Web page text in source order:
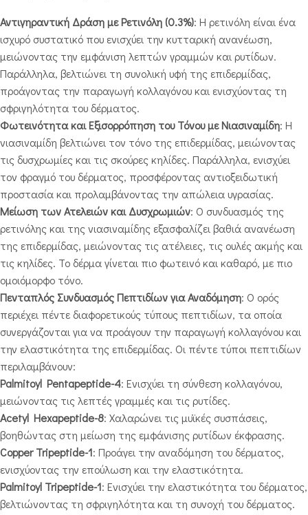
Αντιγηραντική Δράση με Ρετινόλη (0.3%): Η ρετινόλη είναι ένα
ισχυρό συστατικό που ενισχύει την κυτταρική ανανέωση,
μειώνοντας την εμφάνιση λεπτών γραμμών και ρυτίδων.
Παράλληλα, βελτιώνει τη συνολική υφή της επιδερμίδας,
προάγοντας την παραγωγή κολλαγόνου και ενισχύοντας τη
σφριγηλότητα του δέρματος.
Φωτεινότητα και Εξισορρόπηση του Τόνου με Νιασιναμίδη: Η
νιασιναμίδη βελτιώνει τον τόνο της επιδερμίδας, μειώνοντας
τις δυσχρωμίες και τις σκούρες κηλίδες. Παράλληλα, ενισχύει
τον φραγμό του δέρματος, προσφέροντας αντιοξειδωτική
προστασία και προλαμβάνοντας την απώλεια υγρασίας.
Μείωση των Ατελειών και Δυσχρωμιών: Ο συνδυασμός της
ρετινόλης και της νιασιναμίδης εξασφαλίζει βαθιά ανανέωση
της επιδερμίδας, μειώνοντας τις ατέλειες, τις ουλές ακμής και
τις κηλίδες. Το δέρμα γίνεται πιο φωτεινό και καθαρό, με πιο
ομοιόμορφο τόνο.
Πενταπλός Συνδυασμός Πεπτιδίων για Αναδόμηση: Ο ορός
περιέχει πέντε διαφορετικούς τύπους πεπτιδίων, τα οποία
συνεργάζονται για να προάγουν την παραγωγή κολλαγόνου και
την ελαστικότητα της επιδερμίδας. Οι πέντε τύποι πεπτιδίων
περιλαμβάνουν:
Palmitoyl Pentapeptide-4: Ενισχύει τη σύνθεση κολλαγόνου,
μειώνοντας τις λεπτές γραμμές και τις ρυτίδες.
Acetyl Hexapeptide-8: Χαλαρώνει τις μυϊκές συσπάσεις,
βοηθώντας στη μείωση της εμφάνισης ρυτίδων έκφρασης.
Copper Tripeptide-1: Προάγει την αναδόμηση του δέρματος,
ενισχύοντας την επούλωση και την ελαστικότητα.
Palmitoyl Tripeptide-1: Ενισχύει την ελαστικότητα του δέρματος,
βελτιώνοντας τη σφριγηλότητα και τη συνοχή του δέρματος.